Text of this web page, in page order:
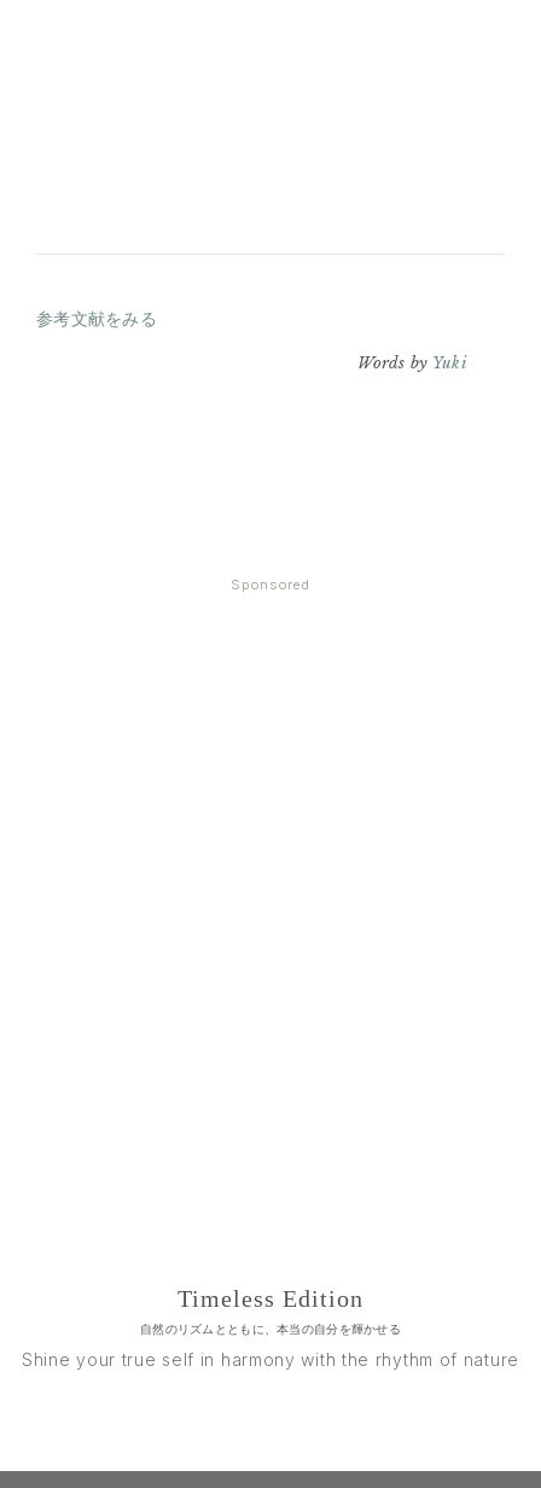
参考文献をみる
Words by Yuki
Sponsored
Timeless Edition
自然のリズムとともに、本当の自分を輝かせる
Shine your true self in harmony with the rhythm of nature